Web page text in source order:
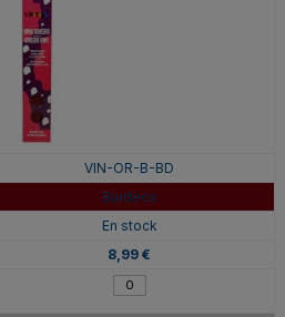
VIN-OR-B-BD
Burdeos
En stock
8,99 €